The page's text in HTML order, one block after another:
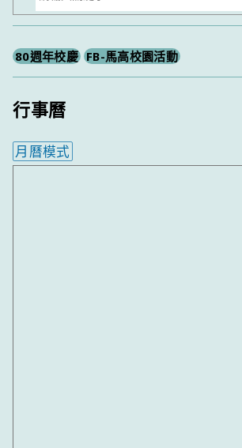
尋
80週年校慶 FB-馬高校園活動
行事曆
月曆模式